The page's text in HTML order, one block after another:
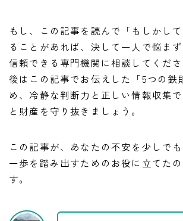
もし、この記事を読んで「もしかし
ることがあれば、決して一人で悩ま
信頼できる専門機関に相談してくだ
後はこの記事でお伝えした「5つの鉄
め、冷静な判断力と正しい情報収集
と財産を守り抜きましょう。
この記事が、あなたの不安を少しで
一歩を踏み出すためのお役に立てた
す。